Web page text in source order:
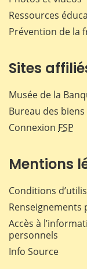
Ressources
Prévention de la
Sites
Musée de la
Bureau des
Connexion FSP
Mentions
Conditions
Renseignements
Accès à
personnels
Info Source